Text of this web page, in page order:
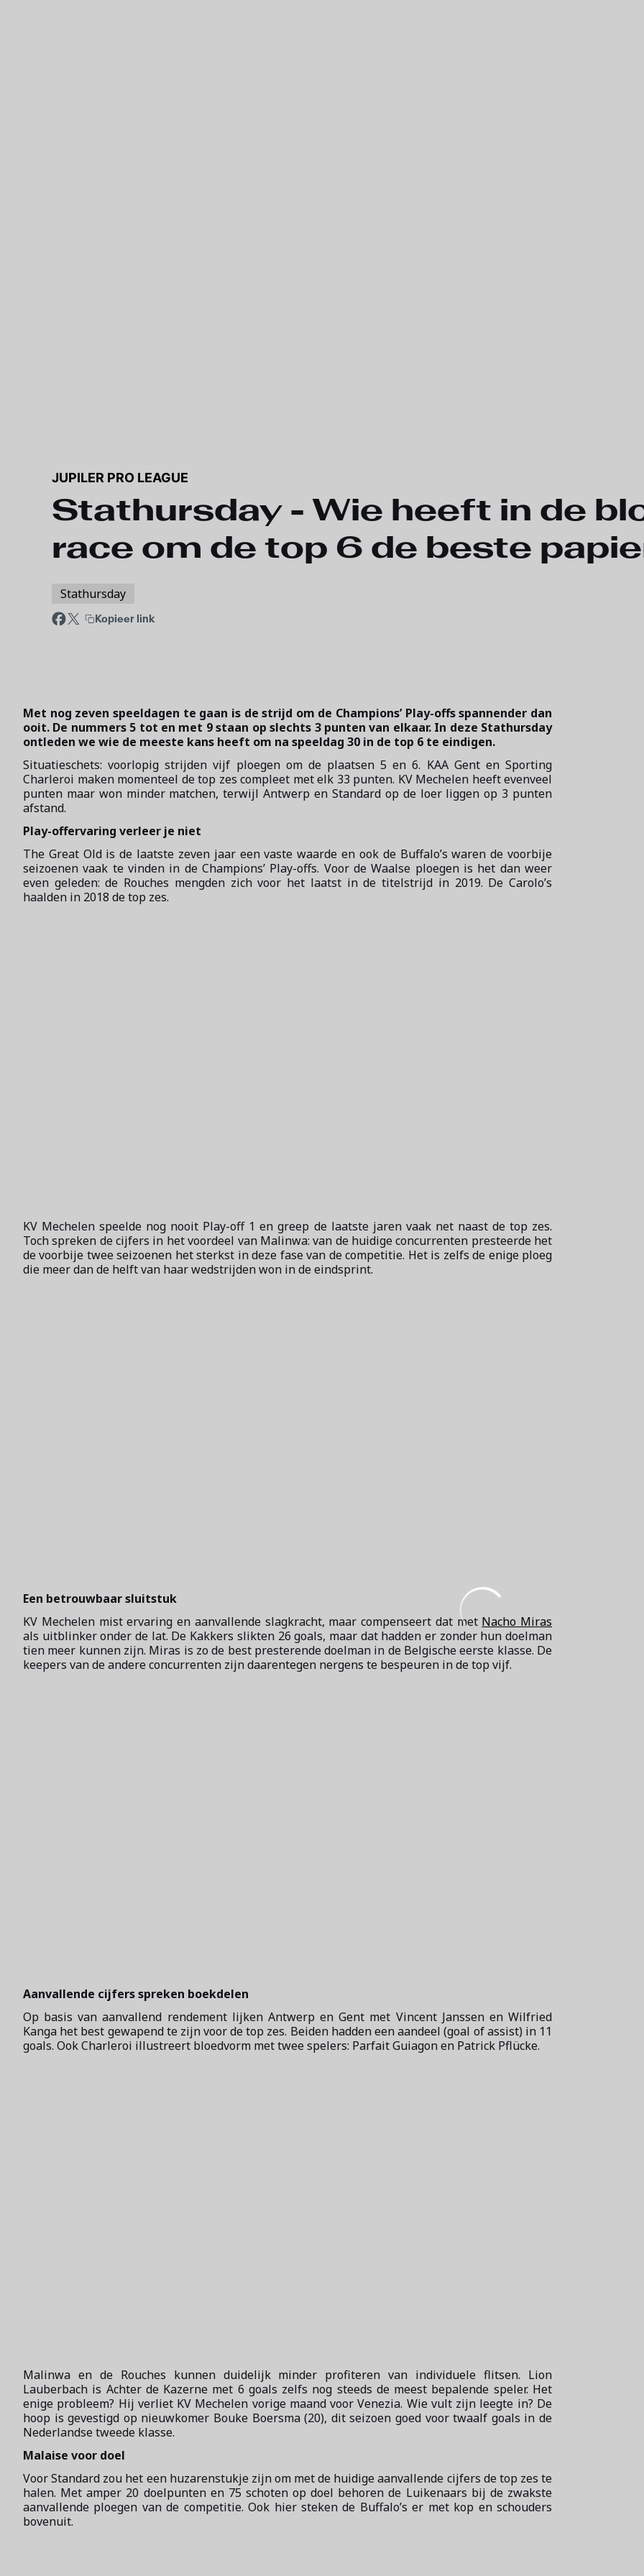
JUPILER PRO LEAGUE
Stathursday - Wie heeft in de
race om de top 6 de beste
Stathursday
Kopieer link
Met nog zeven speeldagen te gaan is de strijd om de Champions’ Play-offs spannender dan
ooit. De nummers 5 tot en met 9 staan op slechts 3 punten van elkaar. In deze Stathursday
ontleden we wie de meeste kans heeft om na speeldag 30 in de top 6 te eindigen.
Situatieschets: voorlopig strijden vijf ploegen om de plaatsen 5 en 6. KAA Gent en Sporting
Charleroi maken momenteel de top zes compleet met elk 33 punten. KV Mechelen heeft evenveel
punten maar won minder matchen, terwijl Antwerp en Standard op de loer liggen op 3 punten
afstand.
Play-offervaring verleer je niet
The Great Old is de laatste zeven jaar een vaste waarde en ook de Buffalo’s waren de voorbije
seizoenen vaak te vinden in de Champions’ Play-offs. Voor de Waalse ploegen is het dan weer
even geleden: de Rouches mengden zich voor het laatst in de titelstrijd in 2019. De Carolo’s
haalden in 2018 de top zes.
KV Mechelen speelde nog nooit Play-off 1 en greep de laatste jaren vaak net naast de top zes.
Toch spreken de cijfers in het voordeel van Malinwa: van de huidige concurrenten presteerde het
de voorbije twee seizoenen het sterkst in deze fase van de competitie. Het is zelfs de enige ploeg
die meer dan de helft van haar wedstrijden won in de eindsprint.
Een betrouwbaar sluitstuk
KV Mechelen mist ervaring en aanvallende slagkracht, maar compenseert dat met Nacho Miras
als uitblinker onder de lat. De Kakkers slikten 26 goals, maar dat hadden er zonder hun doelman
tien meer kunnen zijn. Miras is zo de best presterende doelman in de Belgische eerste klasse. De
keepers van de andere concurrenten zijn daarentegen nergens te bespeuren in de top vijf.
Aanvallende cijfers spreken boekdelen
Op basis van aanvallend rendement lijken Antwerp en Gent met Vincent Janssen en Wilfried
Kanga het best gewapend te zijn voor de top zes. Beiden hadden een aandeel (goal of assist) in 11
goals. Ook Charleroi illustreert bloedvorm met twee spelers: Parfait Guiagon en Patrick Pflücke.
Malinwa en de Rouches kunnen duidelijk minder profiteren van individuele flitsen. Lion
Lauberbach is Achter de Kazerne met 6 goals zelfs nog steeds de meest bepalende speler. Het
enige probleem? Hij verliet KV Mechelen vorige maand voor Venezia. Wie vult zijn leegte in? De
hoop is gevestigd op nieuwkomer Bouke Boersma (20), dit seizoen goed voor twaalf goals in de
Nederlandse tweede klasse.
Malaise voor doel
Voor Standard zou het een huzarenstukje zijn om met de huidige aanvallende cijfers de top zes te
halen. Met amper 20 doelpunten en 75 schoten op doel behoren de Luikenaars bij de zwakste
aanvallende ploegen van de competitie. Ook hier steken de Buffalo’s er met kop en schouders
bovenuit.